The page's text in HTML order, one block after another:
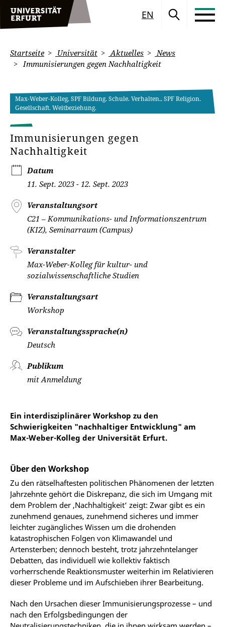
EN
Startseite Universität Aktuelles
News
Immunisierungen gegen Nachhaltigkeit
Max-Weber-Kolleg, SPF Bildung. Schule. Verhalten., SPF Religion.
Gesellschaft. Weltbeziehung.
Immunisierungen gegen
Nachhaltigkeit
Datum
11. Sept. 2023 - 12. Sept. 2023
Veranstaltungsort
C21 – Kommunikations- und Informationszentrum
(KIZ), Seminarraum (Campus)
Veranstalter
Max-Weber-Kolleg für kultur- und
sozialwissenschaftliche Studien
Veranstaltungsart
Workshop
Veranstaltungssprache(n)
Deutsch
Publikum
mit Anmeldung
Ein interdisziplinärer Workshop zu den
Schwierigkeiten "nachhaltiger Entwicklung" am
Max-Weber-Kolleg der Universität Erfurt.
Über den Workshop
Zu den rätselhaftesten politischen Phänomenen der letzten
Jahrzehnte gehört die Diskrepanz, die sich im Umgang mit
dem Problem der ‚Nachhaltigkeit‘ zeigt: Zwar gibt es ein
zunehmend genaues, zunehmend sicheres und immer
leichter zugängliches Wissen um die drohenden
katastrophischen Folgen von Klimawandel und
Artensterben; dennoch besteht, trotz jahrzehntelanger
Debatten, das individuell wie kollektiv faktisch
vorherrschende Reaktionsmuster weiterhin im Relativieren
dieser Probleme und im Aufschieben ihrer Bearbeitung.
Nach den Ursachen dieser Immunisierungsprozesse – und
nach den Erfolgsbedingungen der